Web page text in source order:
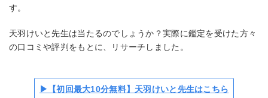
す。
天羽けいと先生は当たるのでしょうか？実際に鑑定を受けた方々
の口コミや評判をもとに、リサーチしました。
▶【初回最大10分無料】天羽けいと先生はこちら